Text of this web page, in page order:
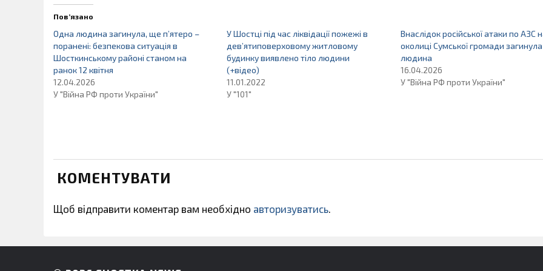
Пов’язано
Одна людина загинула, ще п’ятеро –
поранені: безпекова ситуація в
Шосткинському районі станом на
ранок 12 квітня
12.04.2026
У "Війна РФ проти України"
У Шостці під час ліквідації пожежі в
дев’ятиповерховому житловому
будинку виявлено тіло людини
(+відео)
11.01.2022
У "101"
Внаслідок російської атаки по АЗС
околиці Сумської громади загинула
людина
16.04.2026
У "Війна РФ проти України"
КОМЕНТУВАТИ
Щоб відправити коментар вам необхідно авторизуватись